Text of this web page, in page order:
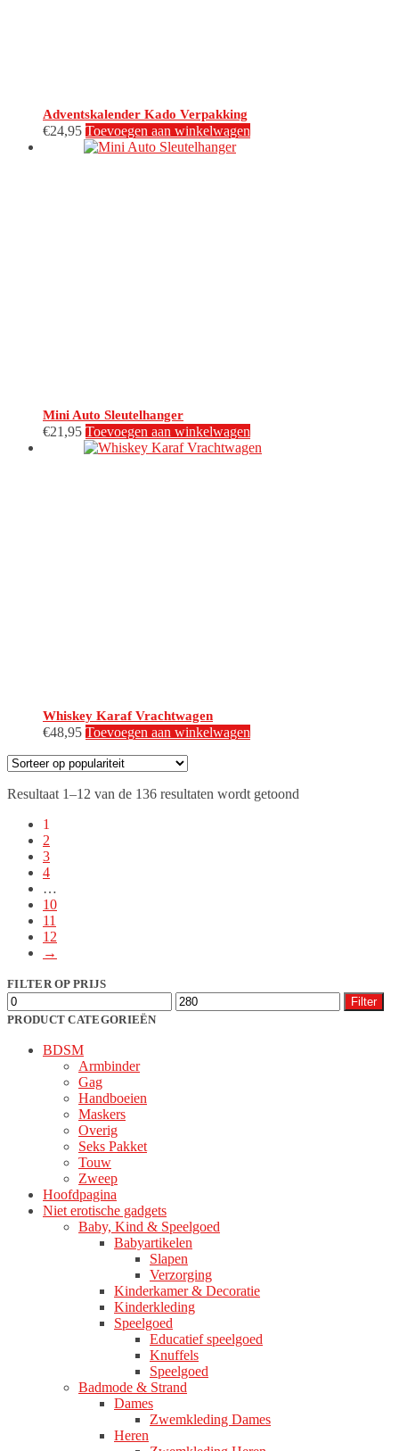
Adventskalender Kado Verpakking
€24,95 Toevoegen aan winkelwagen
Mini Auto Sleutelhanger
€21,95 Toevoegen aan winkelwagen
Whiskey Karaf Vrachtwagen
€48,95 Toevoegen aan winkelwagen
Resultaat 1–12 van de 136 resultaten wordt getoond
1
2
3
4
…
10
11
12
→
FILTER OP PRIJS
Min.
prijs
Max.
prijs
Filter
PRODUCT CATEGORIEËN
BDSM
Armbinder
Gag
Handboeien
Maskers
Overig
Seks Pakket
Touw
Zweep
Hoofdpagina
Niet erotische gadgets
Baby, Kind & Speelgoed
Babyartikelen
Slapen
Verzorging
Kinderkamer & Decoratie
Kinderkleding
Speelgoed
Educatief speelgoed
Knuffels
Speelgoed
Badmode & Strand
Dames
Zwemkleding Dames
Heren